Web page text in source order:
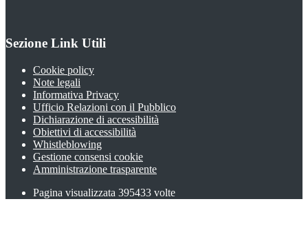
Sezione Link Utili
Cookie policy
Note legali
Informativa Privacy
Ufficio Relazioni con il Pubblico
Dichiarazione di accessibilità
Obiettivi di accessibilità
Whistleblowing
Gestione consensi cookie
Amministrazione trasparente
Pagina visualizzata 395433 volte